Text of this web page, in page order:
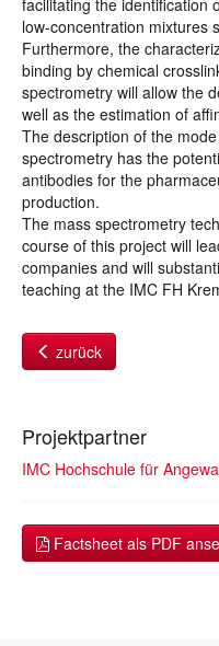
facilitating the identification
low-concentration mixtures
Furthermore, the
binding by chemical
spectrometry will allow the
well as the estimation of
The description of the
spectrometry has the
antibodies for the
production.
The mass spectrometry
course of this project will
companies and will
teaching at the IMC FH
zurück
Projektpartner
IMC Hochschule für
Factsheet als PDF